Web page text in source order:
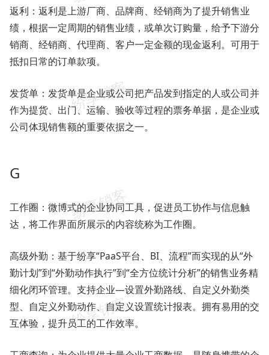
返利：返利是上游厂商、品牌商、经销商为了提升销售业
绩，根据一定周期的销售业绩，或单次订购量，给予下游分
销商、经销商、代理商、客户一定金额的现金返利。可用于
抵扣日常的订单款项。
发货单：发货单是企业或公司把产品发到指定的人或公司并
作为提货、出门、运输、验收等过程的票务单据，是企业或
公司体现销售额的重要依据之一。
G
工作圈：微博式的企业协同工具，促进员工协作与信息触
达，将工作界面所展示的内容统称为工作圈。
高级外勤：基于纷享“PaaS平台、BI、流程”而实现的从“外
勤计划”到“外勤动作执行”到“全方位统计分析”的销售业务精
细化闭环管理。支持企业—设置外勤路线、自定义外勤类
型、自定义外勤动作、自定义设置统计报表。拥有易用的交
互体验，提升员工的工作效率。